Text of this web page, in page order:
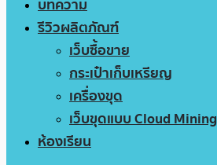
บทความ
รีวิวผลิตภัณฑ์
เว็บซื้อขาย
กระเป๋าเก็บเหรียญ
เครื่องขุด
เว็บขุดแบบ Cloud Mining
ห้องเรียน